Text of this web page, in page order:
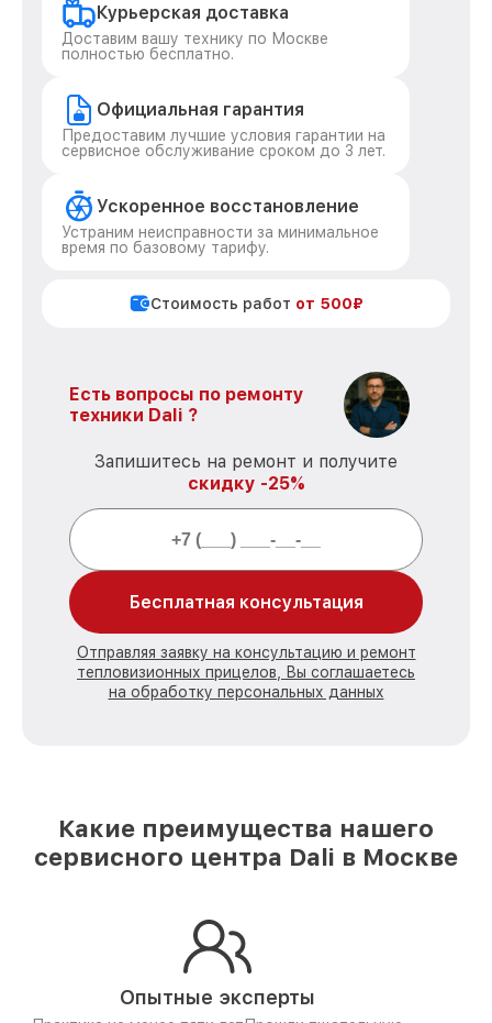
Курьерская доставка
Доставим вашу технику по Москве
полностью бесплатно.
Официальная гарантия
Предоставим лучшие условия гарантии на
сервисное обслуживание сроком до 3 лет.
Ускоренное восстановление
Устраним неисправности за минимальное
время по базовому тарифу.
Стоимость работ от 500₽
Есть вопросы по ремонту
техники Dali ?
Запишитесь на ремонт и получите
скидку -25%
Бесплатная консультация
Отправляя заявку на консультацию и ремонт
тепловизионных прицелов, Вы соглашаетесь
на обработку персональных данных
Какие преимущества нашего
сервисного центра Dali в Москве
Опытные эксперты